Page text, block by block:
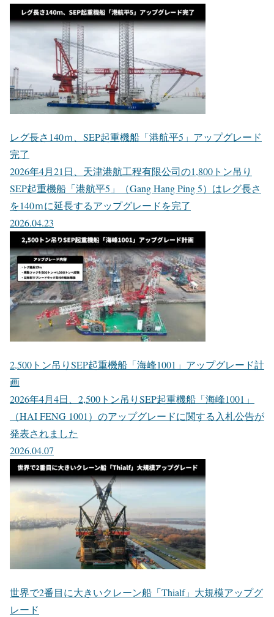
レグ長さ140ｍ、SEP起重機船「港航平5」アップグレード
完了
2026年4月21日、天津港航工程有限公司の1,800トン吊り
SEP起重機船「港航平5」（Gang Hang Ping 5）はレグ長さ
を140ｍに延長するアップグレードを完了
2026.04.23
2,500トン吊りSEP起重機船「海峰1001」アップグレード計
画
2026年4月4日、2,500トン吊りSEP起重機船「海峰1001」
（HAI FENG 1001）のアップグレードに関する入札公告が
発表されました
2026.04.07
世界で2番目に大きいクレーン船「Thialf」大規模アップグ
レード